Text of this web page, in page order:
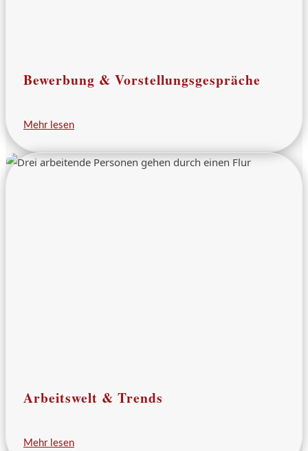
Bewerbung & Vorstellungsgespräche
Mehr lesen
Arbeitswelt & Trends
Mehr lesen